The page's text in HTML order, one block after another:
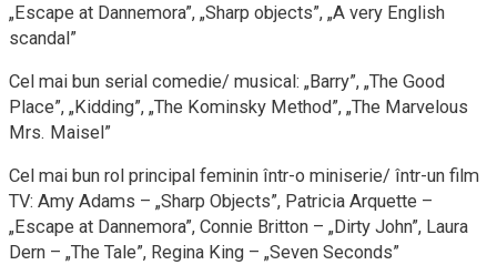
„Escape at Dannemora”, „Sharp objects”, „A very English
scandal”
Cel mai bun serial comedie/ musical: „Barry”, „The Good
Place”, „Kidding”, „The Kominsky Method”, „The Marvelous
Mrs. Maisel”
Cel mai bun rol principal feminin într-o miniserie/ într-un film
TV: Amy Adams – „Sharp Objects”, Patricia Arquette –
„Escape at Dannemora”, Connie Britton – „Dirty John”, Laura
Dern – „The Tale”, Regina King – „Seven Seconds”